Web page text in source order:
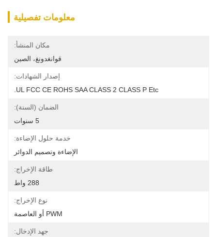
معلومات تفصيلية
مكان المنشأ:
قوانغدونغ، الصين
إصدار الشهادات:
UL FCC CE ROHS SAA CLASS 2 CLASS P Etc.
الضمان (السنة):
5 سنوات
خدمة حلول الإضاءة:
الإضاءة وتصميم الدوائر
طاقة الإخراج:
288 واط
نوع الإخراج:
PWM أو العاصمة
جهد الإدخال: